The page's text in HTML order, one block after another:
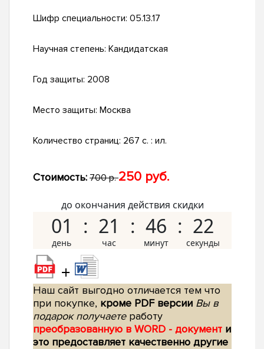
Шифр специальности: 05.13.17
Научная степень: Кандидатская
Год защиты: 2008
Место защиты: Москва
Количество страниц: 267 с. : ил.
Стоимость: 700 р.250 руб.
до окончания действия скидки
01 21 46 21
+
Наш сайт выгодно отличается тем что
при покупке, кроме PDF версии Вы в
подарок получаетеработу
преобразованную в WORD - документ и
это предоставляет качественно другие